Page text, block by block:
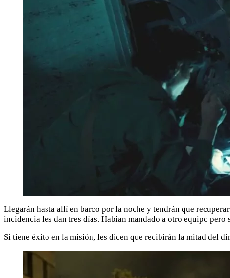
Llegarán hasta allí en barco por la noche y tendrán que
incidencia les dan tres días. Habían mandado a otro equipo
Si tiene éxito en la misión, les dicen que recibirán la mitad del